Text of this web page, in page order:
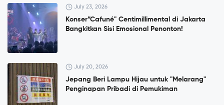
July 23, 2026
Konser”Cafuné" Centimillimental di Jakarta
Bangkitkan Sisi Emosional Penonton!
July 20, 2026
Jepang Beri Lampu Hijau untuk "Melarang"
Penginapan Pribadi di Pemukiman